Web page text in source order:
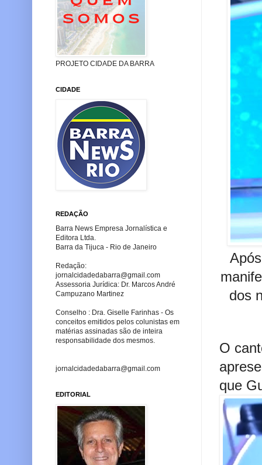
dos
O
que
PROJETO CIDADE DA BARRA
CIDADE
REDAÇÃO
Barra News Empresa Jornalística e
Editora Ltda.
Barra da Tijuca - Rio de Janeiro
Redação:
jornalcidadedabarra@gmail.com
Assessoria Jurídica: Dr. Marcos André
Campuzano Martinez
Conselho : Dra. Giselle Farinhas - Os
conceitos emitidos pelos colunistas em
matérias assinadas são de inteira
responsabilidade dos mesmos.
jornalcidadedabarra@gmail.com
EDITORIAL